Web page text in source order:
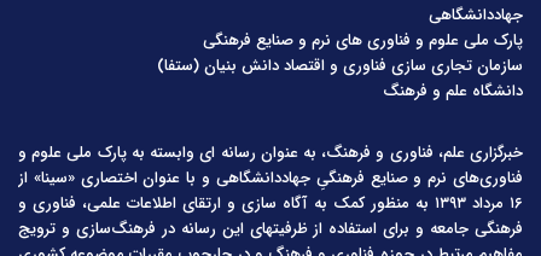
جهاددانشگاهی
پارک ملی علوم و فناوری های نرم و صنایع فرهنگی
سازمان تجاری سازی فناوری و اقتصاد دانش بنیان (ستفا)
دانشگاه علم و فرهنگ
خبرگزاری علم، فناوری و فرهنگ، به عنوان رسانه ای وابسته به پارک ملی علوم و
فناوری‌های نرم و صنایع فرهنگیِ جهاددانشگاهی و با عنوان اختصاری «سینا» از
۱۶ مرداد ۱۳۹۳ به منظور کمک به آگاه سازی و ارتقای اطلاعات علمی، فناوری و
فرهنگی جامعه و برای استفاده از ظرفیتهای این رسانه در فرهنگ‌سازی و ترویج